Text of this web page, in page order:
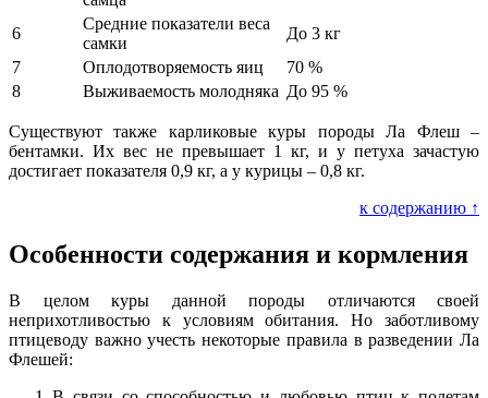
6
Средние показатели веса
самки
До 3 кг
7
Оплодотворяемость яиц
70 %
8
Выживаемость молодняка До 95 %
Существуют также карликовые куры породы Ла Флеш –
бентамки. Их вес не превышает 1 кг, и у петуха зачастую
достигает показателя 0,9 кг, а у курицы – 0,8 кг.
к содержанию ↑
Особенности содержания и кормления
В целом куры данной породы отличаются своей
неприхотливостью к условиям обитания. Но заботливому
птицеводу важно учесть некоторые правила в разведении Ла
Флешей: